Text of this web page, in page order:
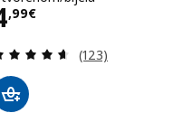
Ukupno recenzija:
,99€ 4,99€
Revizija: 4.6
(123)